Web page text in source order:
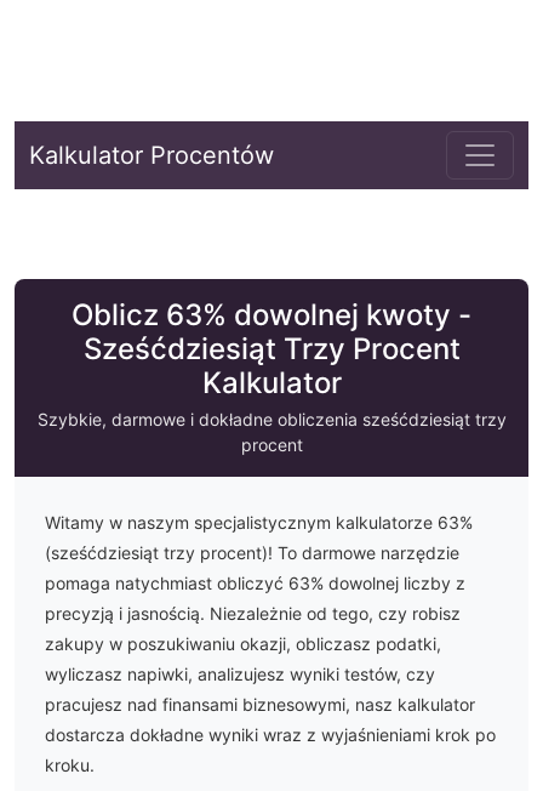
Kalkulator Procentów
Oblicz 63% dowolnej kwoty -
Sześćdziesiąt Trzy Procent
Kalkulator
Szybkie, darmowe i dokładne obliczenia sześćdziesiąt trzy
procent
Witamy w naszym specjalistycznym kalkulatorze 63%
(sześćdziesiąt trzy procent)! To darmowe narzędzie
pomaga natychmiast obliczyć 63% dowolnej liczby z
precyzją i jasnością. Niezależnie od tego, czy robisz
zakupy w poszukiwaniu okazji, obliczasz podatki,
wyliczasz napiwki, analizujesz wyniki testów, czy
pracujesz nad finansami biznesowymi, nasz kalkulator
dostarcza dokładne wyniki wraz z wyjaśnieniami krok po
kroku.